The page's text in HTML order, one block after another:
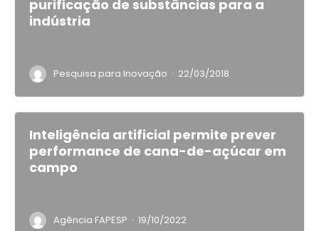
purificação de substâncias para a
indústria
Pesquisa para Inovação · 22/03/2018
Inteligência artificial permite prever
performance de cana-de-açúcar em
campo
Agência FAPESP · 19/10/2022